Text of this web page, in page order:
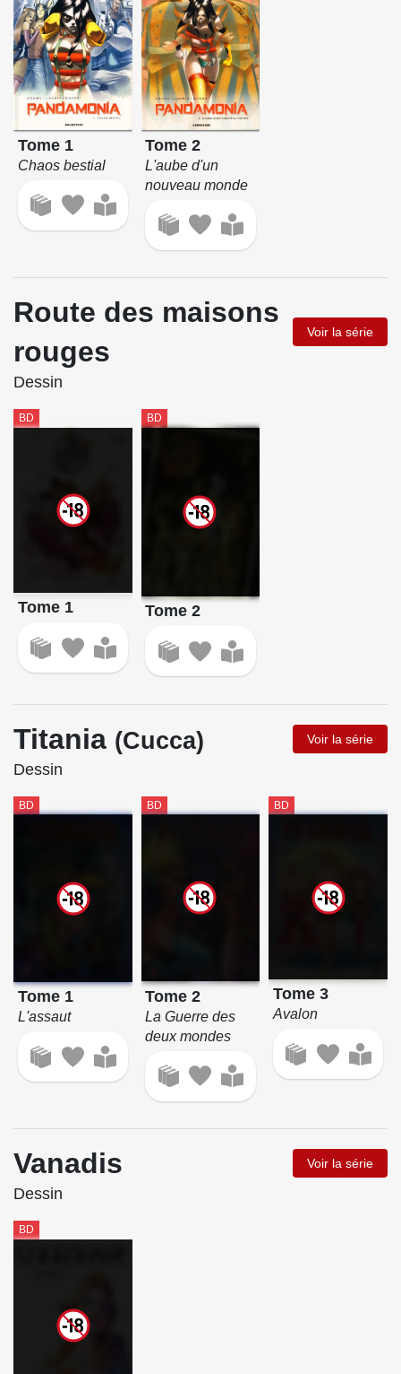
Tome 1
Chaos bestial
Tome 2
L'aube d'un
nouveau monde
Route des maisons
rouges
Voir la série
Dessin
BD
Tome 1
BD
Tome 2
Titania (Cucca) Voir la série
Dessin
BD
Tome 1
L'assaut
BD
Tome 2
La Guerre des
deux mondes
BD
Tome 3
Avalon
Vanadis Voir la série
Dessin
BD